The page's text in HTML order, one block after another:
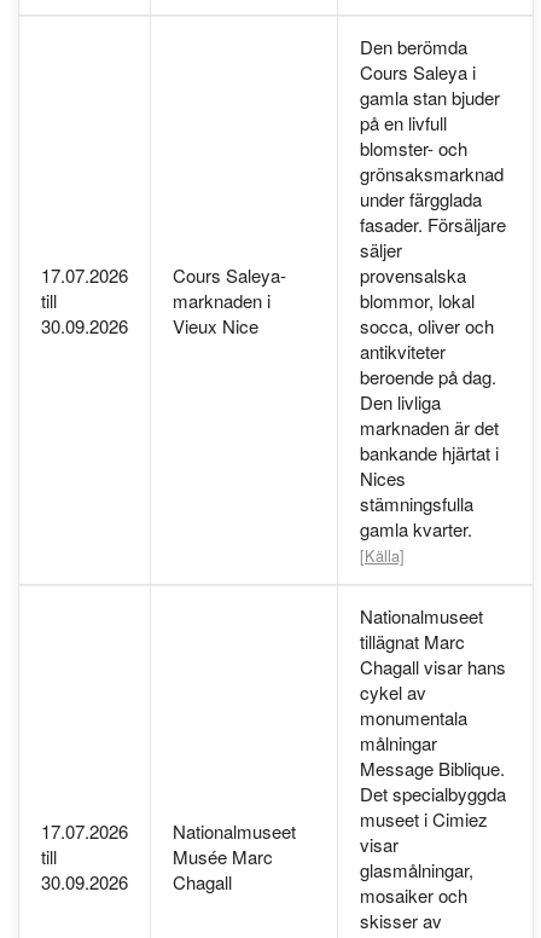
17.07.2026
till
30.09.2026
Cours Saleya-
marknaden i
Vieux Nice
Den berömda
Cours Saleya i
gamla stan bjuder
på en livfull
blomster- och
grönsaksmarknad
under färgglada
fasader. Försäljare
säljer
provensalska
blommor, lokal
socca, oliver och
antikviteter
beroende på dag.
Den livliga
marknaden är det
bankande hjärtat i
Nices
stämningsfulla
gamla kvarter.
[Källa]
17.07.2026
till
30.09.2026
Nationalmuseet
Musée Marc
Chagall
Nationalmuseet
tillägnat Marc
Chagall visar hans
cykel av
monumentala
målningar
Message Biblique.
Det specialbyggda
museet i Cimiez
visar
glasmålningar,
mosaiker och
skisser av